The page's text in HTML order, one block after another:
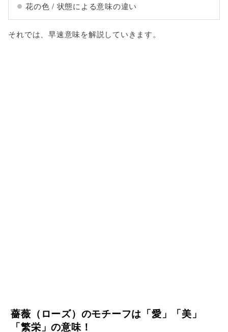
花の色 / 状態による意味の違い
それでは、早速意味を解説していきます。
薔薇（ローズ）のモチーフは「愛」「美」
「繁栄」の意味！